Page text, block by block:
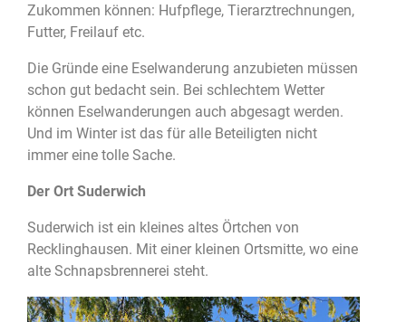
Zukommen können: Hufpflege, Tierarztrechnungen,
Futter, Freilauf etc.
Die Gründe eine Eselwanderung anzubieten müssen
schon gut bedacht sein. Bei schlechtem Wetter
können Eselwanderungen auch abgesagt werden.
Und im Winter ist das für alle Beteiligten nicht
immer eine tolle Sache.
Der Ort Suderwich
Suderwich ist ein kleines altes Örtchen von
Recklinghausen. Mit einer kleinen Ortsmitte, wo eine
alte Schnapsbrennerei steht.